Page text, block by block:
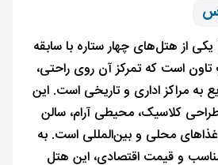
Townhouse Hotel یکی از هتل‌های چهار ستاره با سابقه
است که تمرکز آن روی راحتی،
مراکز اداری و تاریخی است. این
اتاق با طراحی کلاسیک، محیطی آرام، سالن
محلی و بین‌المللی است. به
و قیمت اقتصادی، این هتل